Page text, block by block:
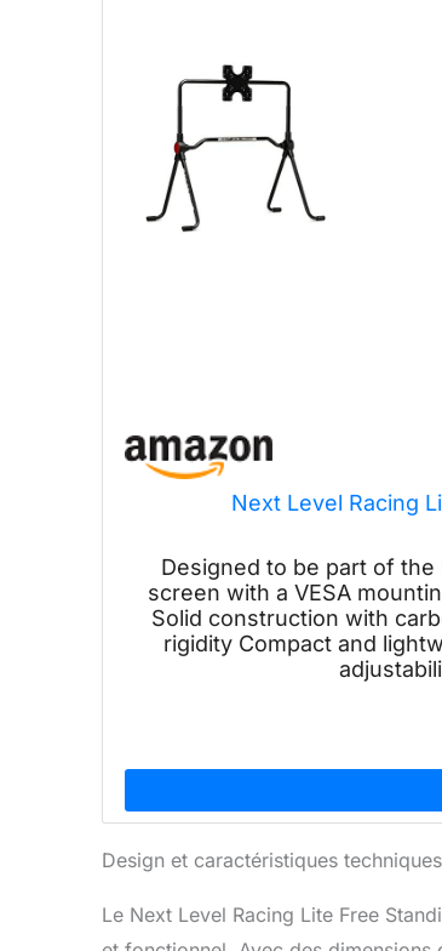
Next Level Racing
Designed to be part of the
screen with a VESA
Solid construction with
rigidity Compact and
Design et caractéristiques techniques
Le Next Level Racing Lite Free